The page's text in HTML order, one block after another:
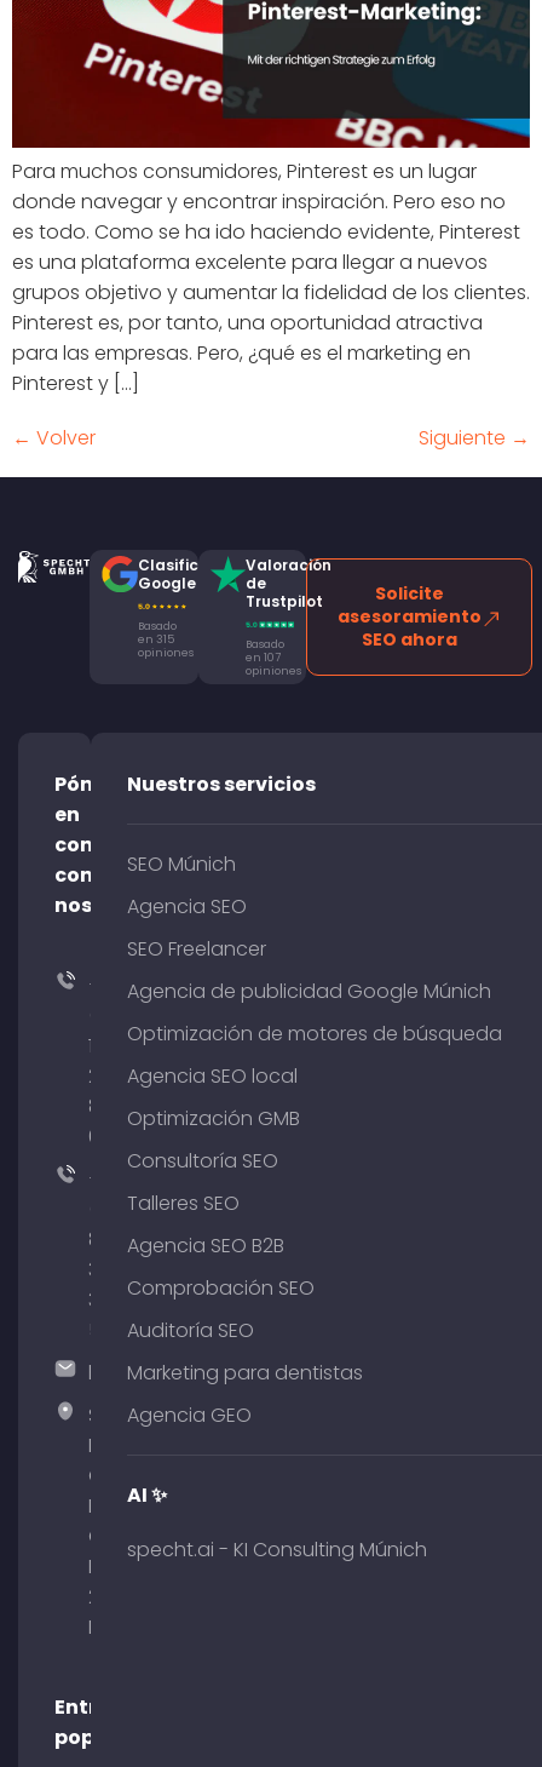
Para muchos consumidores, Pinterest es un lugar
donde navegar y encontrar inspiración. Pero eso no
es todo. Como se ha ido haciendo evidente, Pinterest
es una plataforma excelente para llegar a nuevos
grupos objetivo y aumentar la fidelidad de los clientes.
Pinterest es, por tanto, una oportunidad atractiva
para las empresas. Pero, ¿qué es el marketing en
Pinterest y [...]
← Volver Siguiente →
Clasificación
Google
Basado
en 315
opiniones
Valoración
de
Trustpilot
Basado
en 107
opiniones
Solicite
asesoramiento
SEO ahora
Póngase
en
contacto
con
nosotros
+49
176
204
801
64
+49
89
380
375
hallo@timospecht.de
Specht
Marketing
GmbH –
Palais am
Obelisk
Briennerstr.
29 80333
Múnich
Entradas
populares
Nuestros servicios
SEO Múnich
Agencia SEO
SEO Freelancer
Agencia de publicidad Google Múnich
Optimización de motores de búsqueda
Agencia SEO local
Optimización GMB
Consultoría SEO
Talleres SEO
Agencia SEO B2B
Comprobación SEO
Auditoría SEO
Marketing para dentistas
Agencia GEO
AI ✨
specht.ai - KI Consulting Múnich